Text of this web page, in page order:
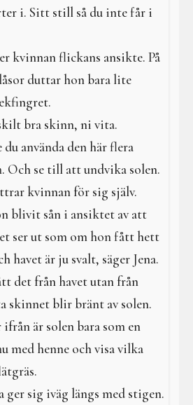
i. Sitt still så du inte får i
kvinnan flickans ansikte. På
duttar hon bara lite
bra skinn, ni vita.
använda den här flera
Och se till att undvika solen.
kvinnan för sig själv.
blivit sån i ansiktet av att
ser ut som om hon fått hett
havet är ju svalt, säger Jena.
det från havet utan från
skinnet blir bränt av solen.
är solen bara som en
med henne och visa vilka
ger sig iväg längs med stigen.